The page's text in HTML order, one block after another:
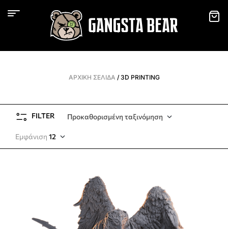
ΑΡΧΙΚΉ ΣΕΛΊΔΑ / 3D PRINTING
FILTER Προκαθορισμένη ταξινόμηση
Εμφάνιση 12